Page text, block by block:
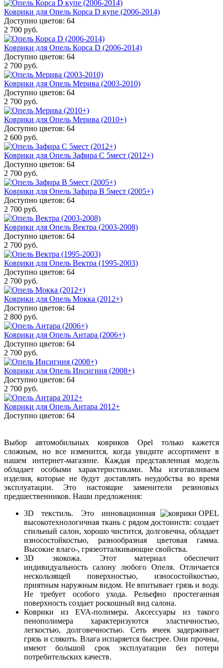
Коврики для Опель Корса D купе (2006-2014)
Доступно цветов: 64
2 700 руб.
Коврики для Опель Корса D (2006-2014)
Доступно цветов: 64
2 700 руб.
Коврики для Опель Мерива (2003-2010)
Доступно цветов: 64
2 700 руб.
Коврики для Опель Мерива (2010+)
Доступно цветов: 64
2 600 руб.
Коврики для Опель Зафира C 5мест (2012+)
Доступно цветов: 64
2 700 руб.
Коврики для Опель Зафира B 5мест (2005+)
Доступно цветов: 64
2 700 руб.
Коврики для Опель Вектра (2003-2008)
Доступно цветов: 64
2 700 руб.
Коврики для Опель Вектра (1995-2003)
Доступно цветов: 64
2 700 руб.
Коврики для Опель Мокка (2012+)
Доступно цветов: 64
2 800 руб.
Коврики для Опель Антара (2006+)
Доступно цветов: 64
2 700 руб.
Коврики для Опель Инсигния (2008+)
Доступно цветов: 64
2 700 руб.
Коврики для Опель Антара 2012+
Доступно цветов: 64
Выбор автомобильных ковриков Opel только кажется
сложным, но все изменится, когда увидите ассортимент в
нашем интернет-магазине. Каждая представленная модель
обладает особыми характеристиками. Мы изготавливаем
изделия, которые не будут доставлять неудобства во время
эксплуатации. Это настоящие заменители резиновых
предшественников. Наши предложения:
3D текстиль. Это инновационная
высокотехнологичная ткань с рядом достоинств: создает
стильный салон, хорошо чистится, долговечна, обладает
износостойкостью, разнообразная цветовая гамма.
Высокие влаго-, грязеотталкивающие свойства.
3D экокожа. Этот материал обеспечит
индивидуальность салону любого Опеля. Отличается
нескользящей поверхностью, износостойкостью,
приятным наружным видом. Не впитывает грязь и воду.
Не требует особого ухода. Рельефно простеганная
поверхность создает роскошный вид салона.
Коврики из EVA-полимера. Аксессуары из такого
пенополимера характеризуются эластичностью,
легкостью, долговечностью. Сеть ячеек задерживает
грязь и слякоть. Влага испаряется быстрее. Они прочны,
имеют большой срок эксплуатации без потери
потребительских качеств.